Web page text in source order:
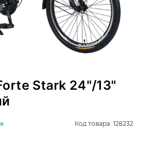
Stark 24"/13"
Код товара: 128232